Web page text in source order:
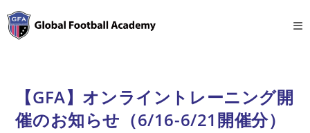
ン
【GFA】オンライントレーニング開
催のお知らせ（6/16-6/21開催分）